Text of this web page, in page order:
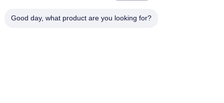
Good day, what product are you looking for?